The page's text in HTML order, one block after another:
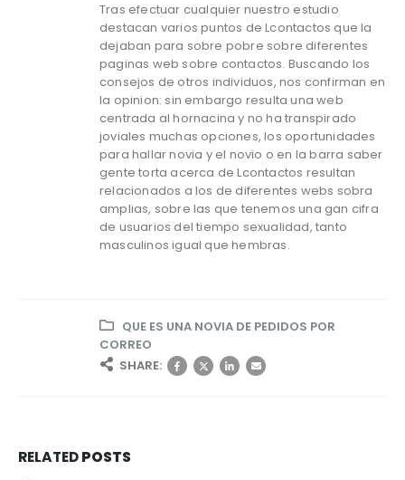
Tras efectuar cualquier nuestro estudio
destacan varios puntos de Lcontactos que la
dejaban para sobre pobre sobre diferentes
paginas web sobre contactos. Buscando los
consejos de otros individuos, nos confirman en
la opinion: sin embargo resulta una web
centrada al hornacina y no ha transpirado
joviales muchas opciones, los oportunidades
para hallar novia y el novio o en la barra saber
gente torta acerca de Lcontactos resultan
relacionados a los de diferentes webs sobra
amplias, sobre las que tenemos una gan cifra
de usuarios del tiempo sexualidad, tanto
masculinos igual que hembras.
QUE ES UNA NOVIA DE PEDIDOS POR
CORREO
SHARE:
RELATEDPOSTS